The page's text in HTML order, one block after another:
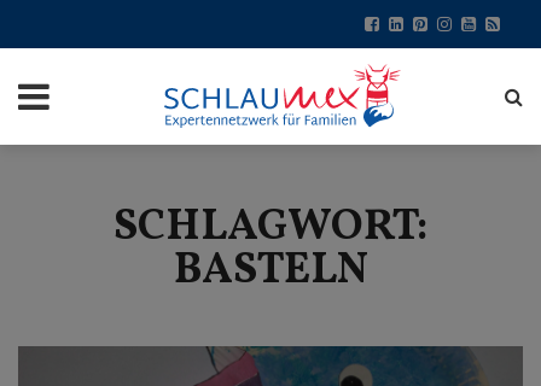
SCHLAGWORT:
BASTELN